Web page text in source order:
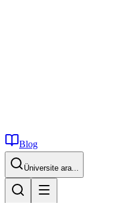
Blog
İstanbul...